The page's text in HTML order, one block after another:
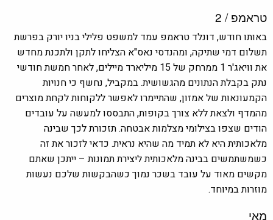
טראמפ / 2
באותו חודש, דונלד טראמפ עמד למשפט פלילי בניו יורק בפרשת
תשלום דמי שתיקה, ומהנדסי נאס"א הצליחו לתקן ולתכנת מחדש
את וויאג'ר 1 ממרחק של 15 מיליארד מיילים, לאחר חמשת חודשי
נתק בקבלת הנתונים מהגשושית. במקביל, נחשף כי חנויות
הקמעונאות של אמזון, שהתיימרו לאפשר ללקוחות לקחת מוצרים
מהמדף ולצאת ללא צורך בקופות, התבססו למעשה על עובדים
הודים שצפו בצילומי מצלמות אבטחה. תזכורת לכך שבינה
מלאכותית היא לא תמיד מה שהיא נראית. כדאי לזכור את זה
כשמשתמשים בבינה מלאכותית ליצירת תמונות – ייתכן שאתם
מקשים מאוד על עובד בשכר נמוך כשהבקשות שלכם נעשות
מוזרות במיוחד.
מאי